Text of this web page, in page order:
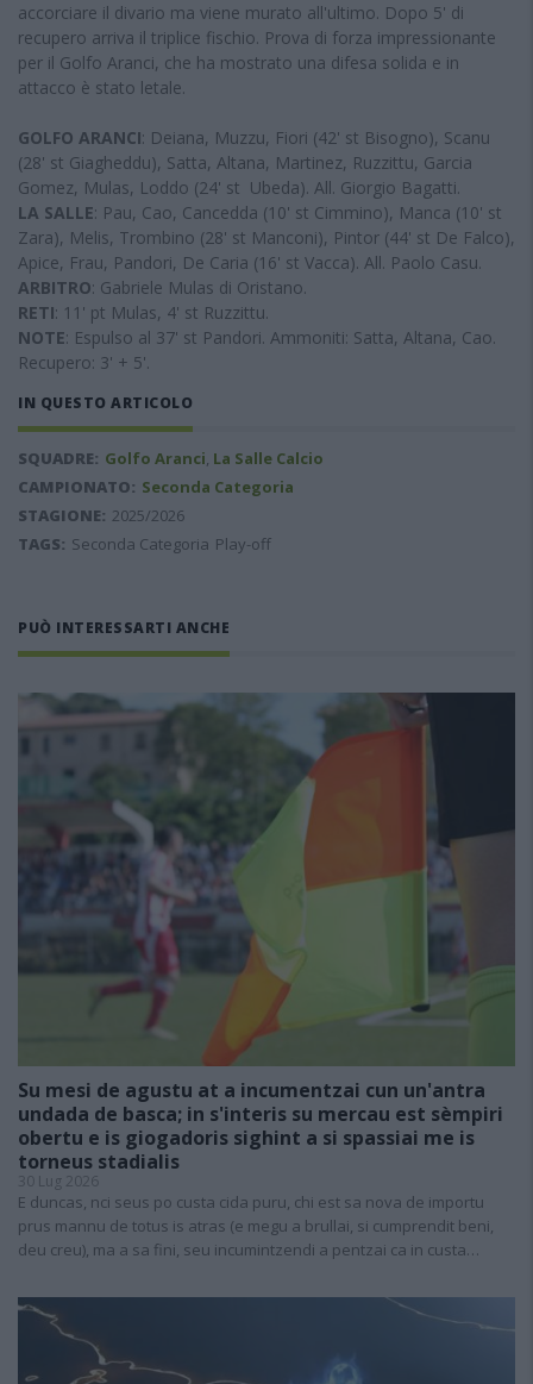
accorciare il divario ma viene murato all'ultimo. Dopo 5' di
recupero arriva il triplice fischio. Prova di forza impressionante
per il Golfo Aranci, che ha mostrato una difesa solida e in
attacco è stato letale.
GOLFO ARANCI: Deiana, Muzzu, Fiori (42' st Bisogno), Scanu
(28' st Giagheddu), Satta, Altana, Martinez, Ruzzittu, Garcia
Gomez, Mulas, Loddo (24' st Ubeda). All. Giorgio Bagatti.
LA SALLE: Pau, Cao, Cancedda (10' st Cimmino), Manca (10' st
Zara), Melis, Trombino (28' st Manconi), Pintor (44' st De Falco),
Apice, Frau, Pandori, De Caria (16' st Vacca). All. Paolo Casu.
ARBITRO: Gabriele Mulas di Oristano.
RETI: 11' pt Mulas, 4' st Ruzzittu.
NOTE: Espulso al 37' st Pandori. Ammoniti: Satta, Altana, Cao.
Recupero: 3' + 5'.
IN QUESTO ARTICOLO
SQUADRE: Golfo Aranci, La Salle Calcio
CAMPIONATO: Seconda Categoria
STAGIONE: 2025/2026
TAGS: Seconda Categoria Play-off
PUÒ INTERESSARTI ANCHE
Su mesi de agustu at a incumentzai cun un'antra
undada de basca; in s'interis su mercau est sèmpiri
obertu e is giogadoris sighint a si spassiai me is
torneus stadialis
30 Lug 2026
E duncas, nci seus po custa cida puru, chi est sa nova de importu
prus mannu de totus is atras (e megu a brullai, si cumprendit beni,
deu creu), ma a sa fini, seu incumintzendi a pentzai ca in custa…